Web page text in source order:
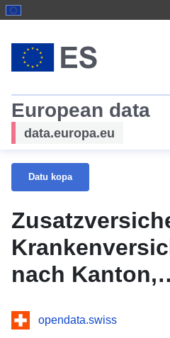
European data
data.europa.eu
Datu kopa
nach Kanton,
Indizes
opendata.swiss